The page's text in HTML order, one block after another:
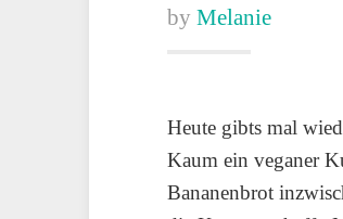
by Melanie
Heute gibts mal
Kaum ein veganer
Bananenbrot